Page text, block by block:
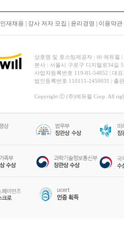
인재채용 강사 저자 모집 윤리경영 이용약관
상호명 및 호스팅제공자 : ㈜ 에듀윌
본사 : 서울시 구로구 디지털로34길
사업자등록번호 119-81-54852 | 대
법인등록번호 110111-2450031 | 출
Copyright ⓒ (주)에듀윌 Corp. All